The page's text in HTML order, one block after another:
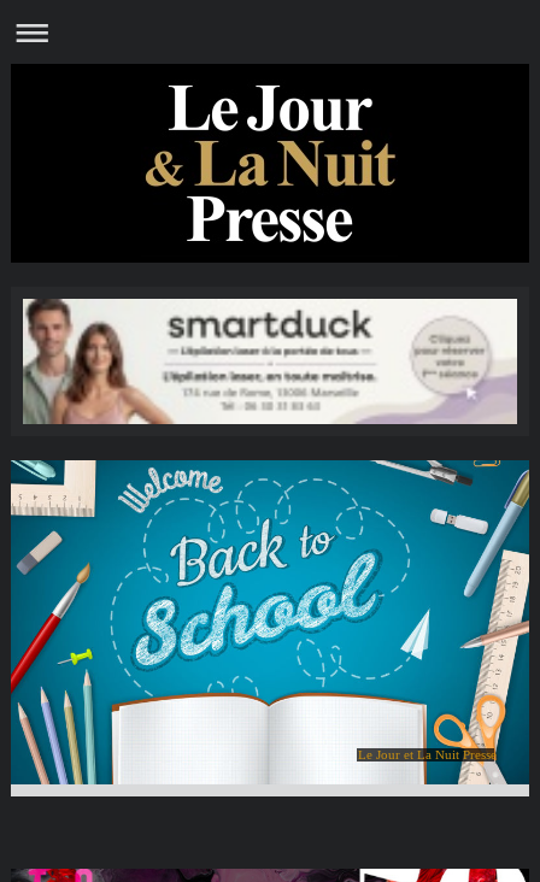
Le Jour et La Nuit Presse